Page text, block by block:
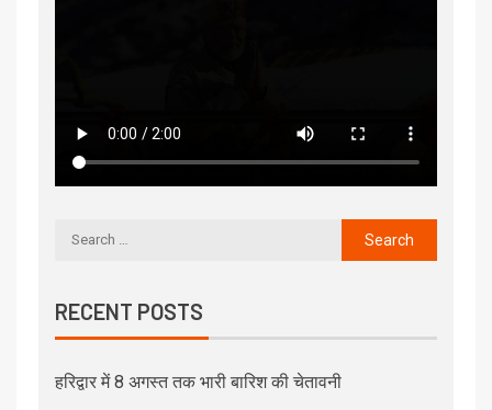
RECENT POSTS
हरिद्वार में 8 अगस्त तक भारी बारिश की चेतावनी